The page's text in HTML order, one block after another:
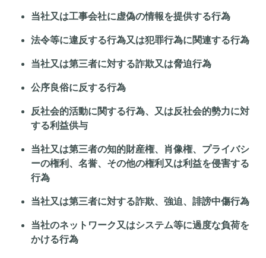
当社又は工事会社に虚偽の情報を提供する行為
法令等に違反する行為又は犯罪行為に関連する行為
当社又は第三者に対する詐欺又は脅迫行為
公序良俗に反する行為
反社会的活動に関する行為、又は反社会的勢力に対
する利益供与
当社又は第三者の知的財産権、肖像権、プライバシ
ーの権利、名誉、その他の権利又は利益を侵害する
行為
当社又は第三者に対する詐欺、強迫、誹謗中傷行為
当社のネットワーク又はシステム等に過度な負荷を
かける行為